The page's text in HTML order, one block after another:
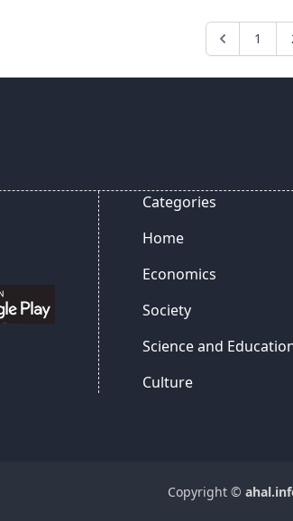
1
Categories
Home
Economics
Society
Science and
Culture
Copyright ©